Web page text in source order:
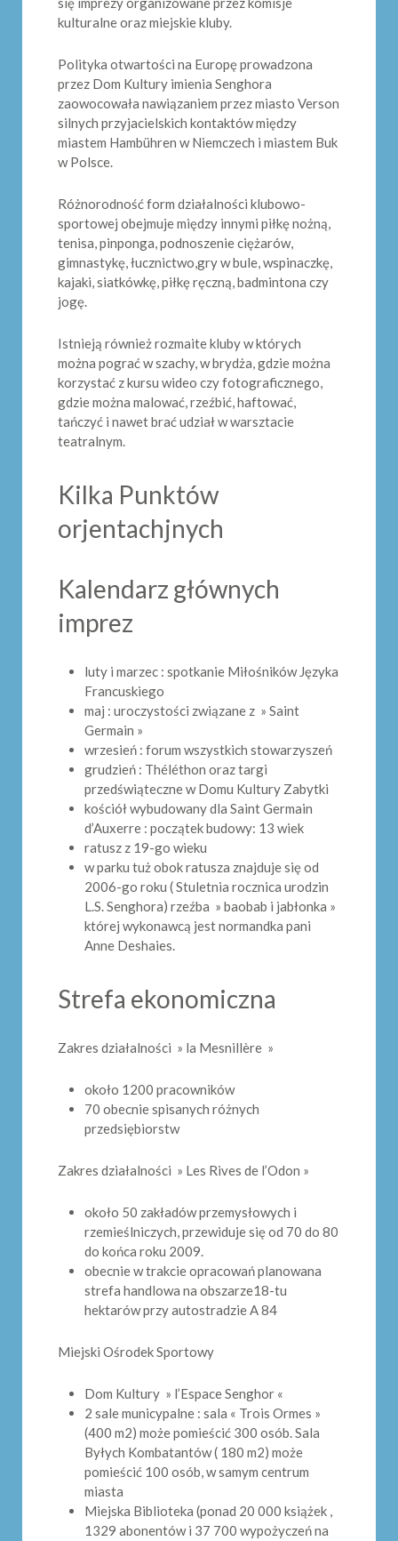
kulturalne oraz miejskie kluby.
Polityka otwartości na Europę prowadzona
przez Dom Kultury imienia Senghora
zaowocowała nawiązaniem przez miasto Verson
silnych przyjacielskich kontaktów między
miastem Hambühren w Niemczech i miastem Buk
w Polsce.
Różnorodność form działalności klubowo-
sportowej obejmuje między innymi piłkę nożną,
tenisa, pinponga, podnoszenie ciężarów,
gimnastykę, łucznictwo,gry w bule, wspinaczkę,
kajaki, siatkówkę, piłkę ręczną, badmintona czy
jogę.
Istnieją również rozmaite kluby w których
można pograć w szachy, w brydża, gdzie można
korzystać z kursu wideo czy fotograficznego,
gdzie można malować, rzeźbić, haftować,
tańczyć i nawet brać udział w warsztacie
teatralnym.
Kilka Punktów
orjentachjnych
Kalendarz głównych
imprez
luty i marzec : spotkanie Miłośników Języka
Francuskiego
maj : uroczystości związane z » Saint
Germain »
wrzesień : forum wszystkich stowarzyszeń
grudzień : Théléthon oraz targi
przedświąteczne w Domu Kultury Zabytki
kościół wybudowany dla Saint Germain
d’Auxerre : początek budowy: 13 wiek
ratusz z 19-go wieku
w parku tuż obok ratusza znajduje się od
2006-go roku ( Stuletnia rocznica urodzin
L.S. Senghora) rzeźba » baobab i jabłonka »
której wykonawcą jest normandka pani
Anne Deshaies.
Strefa ekonomiczna
Zakres działalności » la Mesnillère »
około 1200 pracowników
70 obecnie spisanych różnych
przedsiębiorstw
Zakres działalności » Les Rives de l’Odon »
około 50 zakładów przemysłowych i
rzemieślniczych, przewiduje się od 70 do 80
do końca roku 2009.
obecnie w trakcie opracowań planowana
strefa handlowa na obszarze18-tu
hektarów przy autostradzie A 84
Miejski Ośrodek Sportowy
Dom Kultury » l’Espace Senghor «
2 sale municypalne : sala « Trois Ormes »
(400 m2) może pomieścić 300 osób. Sala
Byłych Kombatantów ( 180 m2) może
pomieścić 100 osób, w samym centrum
miasta
Miejska Biblioteka (ponad 20 000 książek ,
1329 abonentów i 37 700 wypożyczeń na